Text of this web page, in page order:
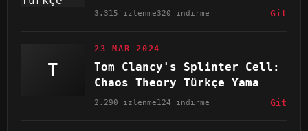
3.315 izlenme320 indirme Git
T
23 MAR 2024
Tom Clancy's Splinter Cell:
Chaos Theory Türkçe Yama
2.290 izlenme124 indirme Git